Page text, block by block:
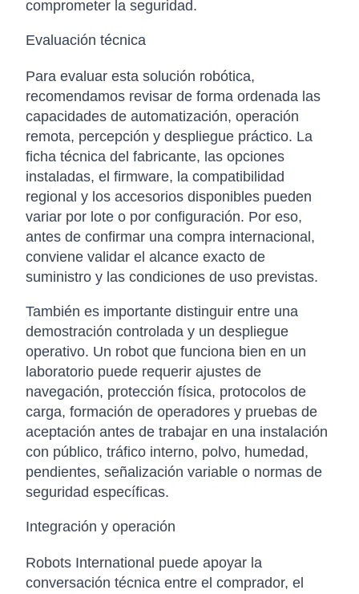
comprometer la seguridad.
Evaluación técnica
Para evaluar esta solución robótica,
recomendamos revisar de forma ordenada las
capacidades de automatización, operación
remota, percepción y despliegue práctico. La
ficha técnica del fabricante, las opciones
instaladas, el firmware, la compatibilidad
regional y los accesorios disponibles pueden
variar por lote o por configuración. Por eso,
antes de confirmar una compra internacional,
conviene validar el alcance exacto de
suministro y las condiciones de uso previstas.
También es importante distinguir entre una
demostración controlada y un despliegue
operativo. Un robot que funciona bien en un
laboratorio puede requerir ajustes de
navegación, protección física, protocolos de
carga, formación de operadores y pruebas de
aceptación antes de trabajar en una instalación
con público, tráfico interno, polvo, humedad,
pendientes, señalización variable o normas de
seguridad específicas.
Integración y operación
Robots International puede apoyar la
conversación técnica entre el comprador, el